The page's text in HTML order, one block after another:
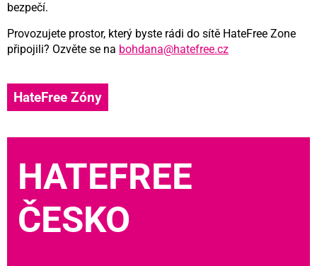
bezpečí.
Provozujete prostor, který byste rádi do sítě HateFree Zone
připojili? Ozvěte se na bohdana@hatefree.cz
HateFree Zóny
HATEFREE
ČESKO